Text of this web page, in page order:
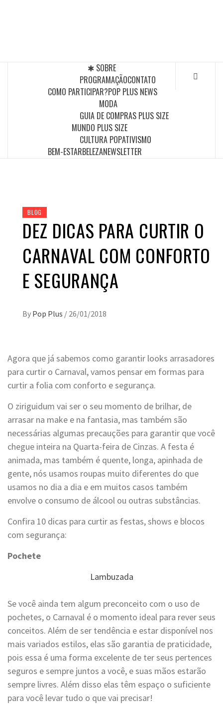
✱ SOBRE
PROGRAMAÇÃOCONTATO
COMO PARTICIPAR?POP PLUS NEWS
MODA
GUIA DE COMPRAS PLUS SIZE
MUNDO PLUS SIZE
CULTURA POPATIVISMO
BEM-ESTARBELEZANEWSLETTER
BLOG
DEZ DICAS PARA CURTIR O
CARNAVAL COM CONFORTO
E SEGURANÇA
By Pop Plus / 26/01/2018
Agora que já sabemos como garantir looks arrasadores
para curtir o Carnaval, vamos pensar em formas para
curtir a folia com conforto e segurança.
O ziriguidum vai ser o seu momento de brilhar, de
arrasar na make e na fantasia, mas também são
necessárias algumas precauções para garantir que você
chegue inteira na Quarta-feira de Cinzas. A festa é
animada, mas também é quente, longa, apinhada de
gente, nós usamos roupas muito diferentes do que
usamos no dia a dia e em muitos casos também
envolve o consumo de álcool ou outras substâncias.
Confira 10 dicas para curtir as festas, shows e blocos
com segurança:
Pochete
Lambuzada
Se você ainda tem algum preconceito com o uso de
pochetes, o Carnaval é o momento ideal para rever seus
conceitos. Além de ser tendência e estar disponível nos
mais variados estilos, elas são garantia de praticidade,
pois essa é uma forma excelente de ter seus pertences
seguros e sempre juntos a você, e suas mãos estarão
sempre livres. Além disso elas têm espaço o suficiente
para você levar tudo o que vai precisar!